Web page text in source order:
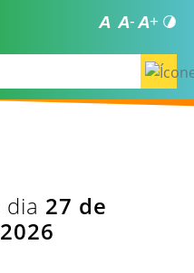
27 de